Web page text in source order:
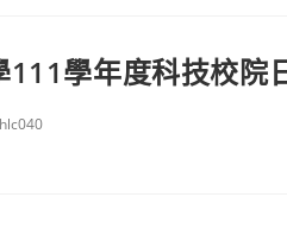
111學年度科技校院